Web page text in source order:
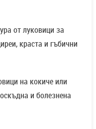
от луковици за
краста и гъбични
на кокиче или
и болезнена